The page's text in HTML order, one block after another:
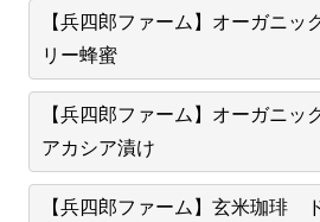
【兵四郎ファーム】オーガニッ
リー蜂蜜
【兵四郎ファーム】オーガニッ
アカシア漬け
【兵四郎ファーム】玄米珈琲